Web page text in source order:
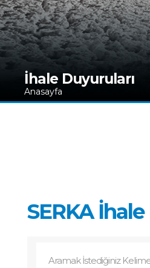
İhale Duyuruları
Anasayfa
SERKA